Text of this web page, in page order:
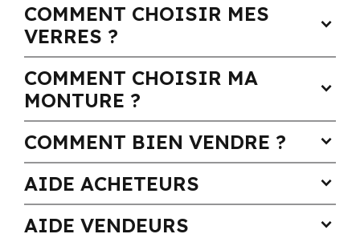
COMMENT CHOISIR MES
VERRES ?
expand_more
COMMENT CHOISIR MA
MONTURE ?
expand_more
COMMENT BIEN VENDRE ? expand_more
AIDE ACHETEURS expand_more
AIDE VENDEURS expand_more